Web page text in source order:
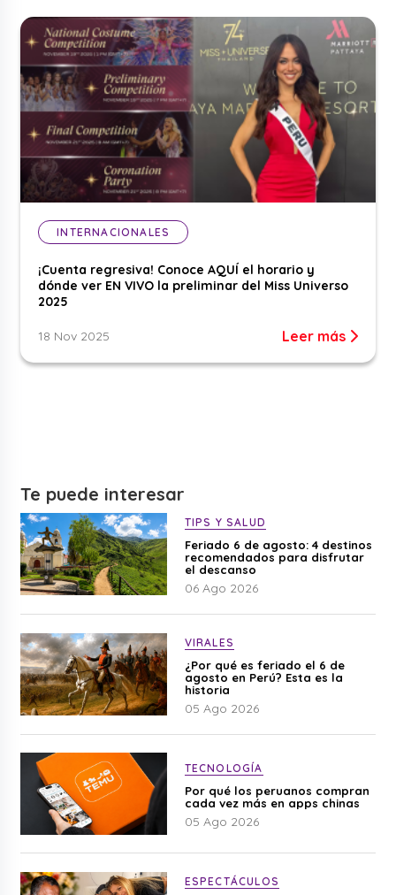
INTERNACIONALES
¡Cuenta regresiva! Conoce AQUÍ el horario y
dónde ver EN VIVO la preliminar del Miss Universo
2025
18 Nov 2025 Leer más
Te puede interesar
TIPS Y SALUD
Feriado 6 de agosto: 4 destinos
recomendados para disfrutar
el descanso
06 Ago 2026
VIRALES
¿Por qué es feriado el 6 de
agosto en Perú? Esta es la
historia
05 Ago 2026
TECNOLOGÍA
Por qué los peruanos compran
cada vez más en apps chinas
05 Ago 2026
ESPECTÁCULOS